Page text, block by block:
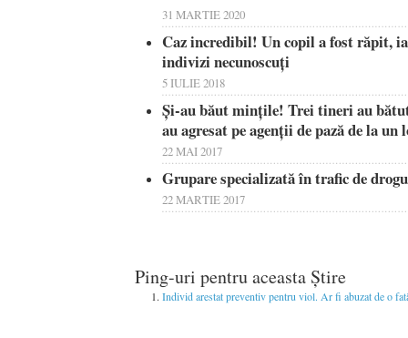
31 MARTIE 2020
Caz incredibil! Un copil a fost răpit,
indivizi necunoscuţi
5 IULIE 2018
Și-au băut mințile! Trei tineri au
au agresat pe agenții de pază de la un
22 MAI 2017
Grupare specializată în trafic de
22 MARTIE 2017
Ping-uri pentru aceasta Știre
Individ arestat preventiv pentru viol. Ar fi abuzat de o